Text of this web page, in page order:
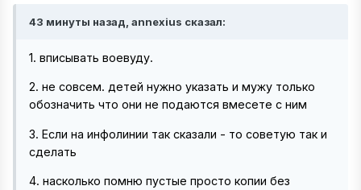
43 минуты назад, annexius сказал:
1. вписывать воевуду.
2. не совсем. детей нужно указать и мужу только
обозначить что они не подаются вмесете с ним
3. Если на инфолинии так сказали - то советую так и
сделать
4. насколько помню пустые просто копии без